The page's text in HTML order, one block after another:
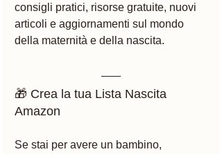
consigli pratici, risorse gratuite, nuovi
articoli e aggiornamenti sul mondo
della maternità e della nascita.
🎁 Crea la tua Lista Nascita
Amazon
Se stai per avere un bambino,